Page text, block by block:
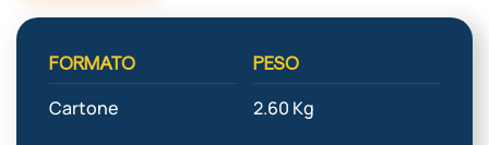
quantità
FORMATO
Cartone
PESO
2.60 Kg